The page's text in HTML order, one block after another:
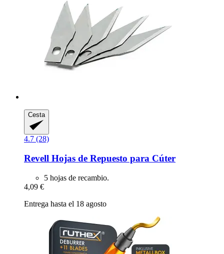
Cesta
4.7 (28)
Revell Hojas de Repuesto para Cúter
5 hojas de recambio.
4,09 €
Entrega hasta el 18 agosto